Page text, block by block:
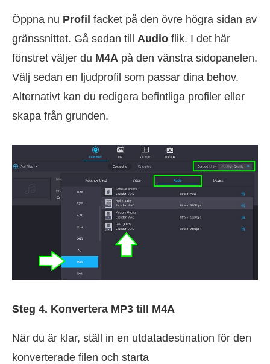
Öppna nu Profil facket på den övre högra sidan av
gränssnittet. Gå sedan till Audio flik. I det här
fönstret väljer du M4A på den vänstra sidopanelen.
Välj sedan en ljudprofil som passar dina behov.
Alternativt kan du redigera befintliga profiler eller
skapa från grunden.
Steg 4. Konvertera MP3 till M4A
När du är klar, ställ in en utdatadestination för den
konverterade filen och starta